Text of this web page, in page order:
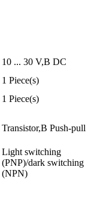
10 ... 30 V,В DC
1 Piece(s)
1 Piece(s)
Transistor,В Push-pull
Light switching
(PNP)/dark switching
(NPN)